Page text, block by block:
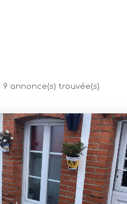
9 annonce(s) trouvée(s)